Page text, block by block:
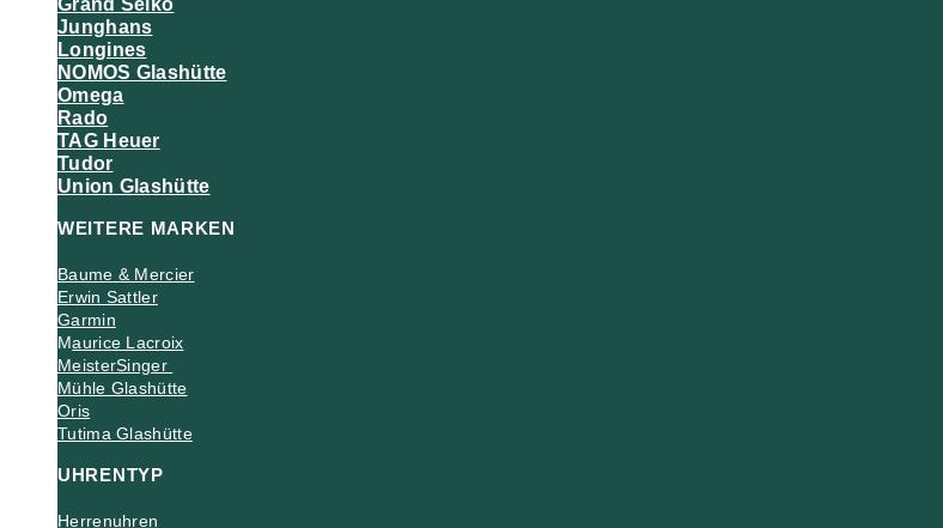
Grand Seiko
Junghans
Longines
NOMOS Glashütte
Omega
Rado
TAG Heuer
Tudor
Union Glashütte
WEITERE MARKEN
Baume & Mercier
Erwin Sattler
Garmin
Maurice Lacroix
MeisterSinger
Mühle Glashütte
Oris
Tutima Glashütte
UHRENTYP
Herrenuhren